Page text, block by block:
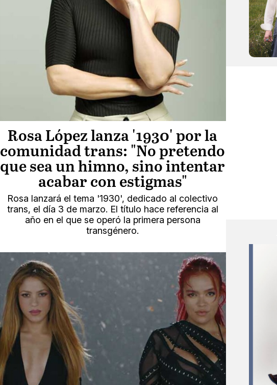
Rosa López lanza '1930' por la
comunidad trans: "No pretendo
que sea un himno, sino intentar
acabar con estigmas"
Rosa lanzará el tema '1930', dedicado al colectivo
trans, el día 3 de marzo. El título hace referencia al
año en el que se operó la primera persona
transgénero.